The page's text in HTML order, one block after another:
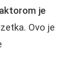
je
Ovo je